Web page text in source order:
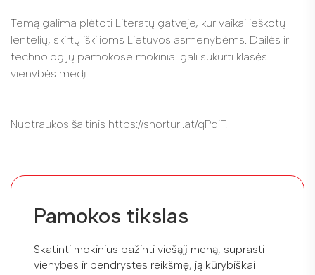
Temą galima plėtoti Literatų gatvėje, kur vaikai ieškotų
lentelių, skirtų iškilioms Lietuvos asmenybėms. Dailės ir
technologijų pamokose mokiniai gali sukurti klasės
vienybės medį.
Nuotraukos šaltinis https://shorturl.at/qPdiF.
Pamokos tikslas
Skatinti mokinius pažinti viešąjį meną, suprasti
vienybės ir bendrystės reikšmę, ją kūrybiškai